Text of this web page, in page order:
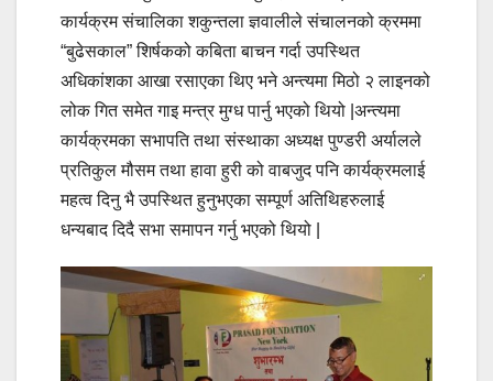
कार्यक्रम संचालिका शकुन्तला ज्ञवालीले संचालनको क्रममा
“बुढेसकाल” शिर्षकको कबिता बाचन गर्दा उपस्थित
अधिकांशका आखा रसाएका थिए भने अन्त्यमा मिठो २ लाइनको
लोक गित समेत गाइ मन्त्र मुग्ध पार्नु भएको थियो |अन्त्यमा
कार्यक्रमका सभापति तथा संस्थाका अध्यक्ष पुण्डरी अर्यालले
प्रतिकुल मौसम तथा हावा हुरी को वाबजुद पनि कार्यक्रमलाई
महत्व दिनु भै उपस्थित हुनुभएका सम्पूर्ण अतिथिहरुलाई
धन्यबाद दिदै सभा समापन गर्नु भएको थियो |